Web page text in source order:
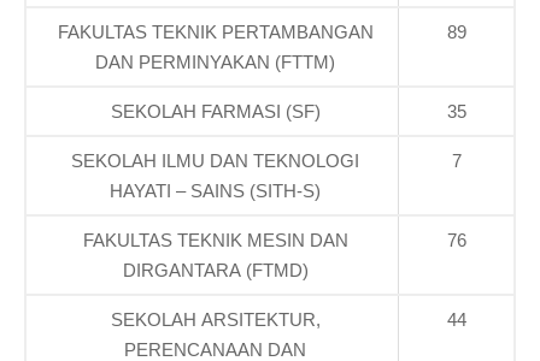
FAKULTAS TEKNIK PERTAMBANGAN
DAN PERMINYAKAN (FTTM)
89
SEKOLAH FARMASI (SF) 35
SEKOLAH ILMU DAN TEKNOLOGI
HAYATI – SAINS (SITH-S)
7
FAKULTAS TEKNIK MESIN DAN
DIRGANTARA (FTMD)
76
SEKOLAH ARSITEKTUR,
PERENCANAAN DAN
44